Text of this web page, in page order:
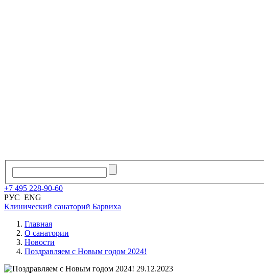
+7 495 228-90-60
РУС ENG
Клинический санаторий Барвиха
Главная
О санатории
Новости
Поздравляем с Новым годом 2024!
29.12.2023